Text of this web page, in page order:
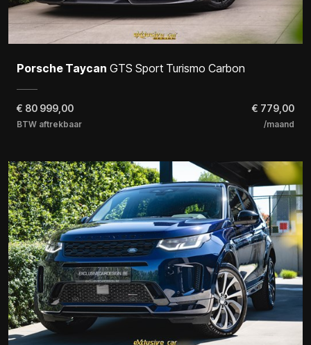
Porsche Taycan GTS Sport Turismo Carbon
€ 80 999,00
BTW aftrekbaar
€ 779,00
/maand